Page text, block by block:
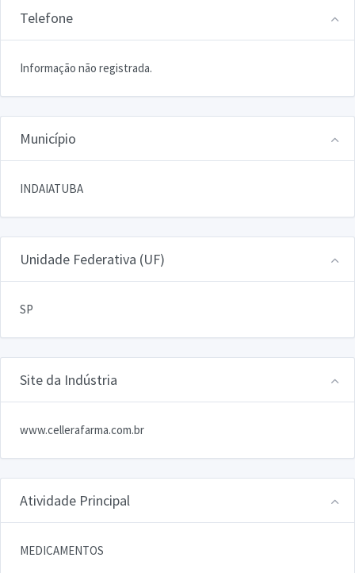
Telefone
Informação não registrada.
Município
INDAIATUBA
Unidade Federativa (UF)
SP
Site da Indústria
www.cellerafarma.com.br
Atividade Principal
MEDICAMENTOS